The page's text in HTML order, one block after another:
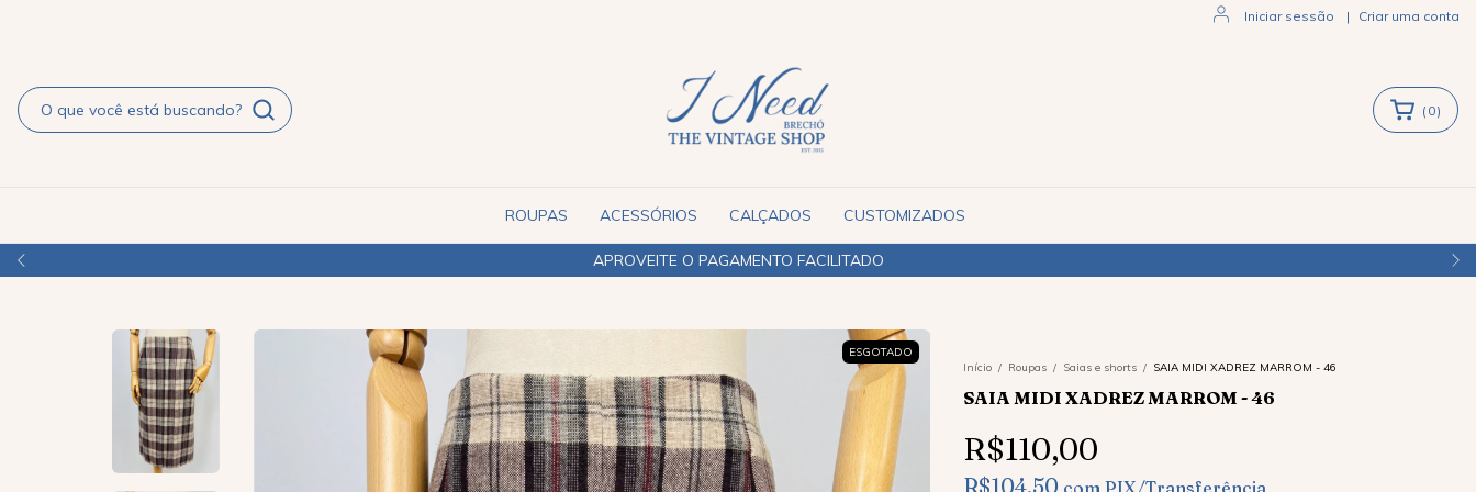
Iniciar sessão | Criar uma conta
( 0)
ROUPAS ACESSÓRIOS CALÇADOS CUSTOMIZADOS
ESGOTADO
Início / Roupas / Saias e shorts / SAIA MIDI XADREZ MARROM - 46
SAIA MIDI XADREZ MARROM - 46
R$110,00
R$104,50 com PIX/Transferência